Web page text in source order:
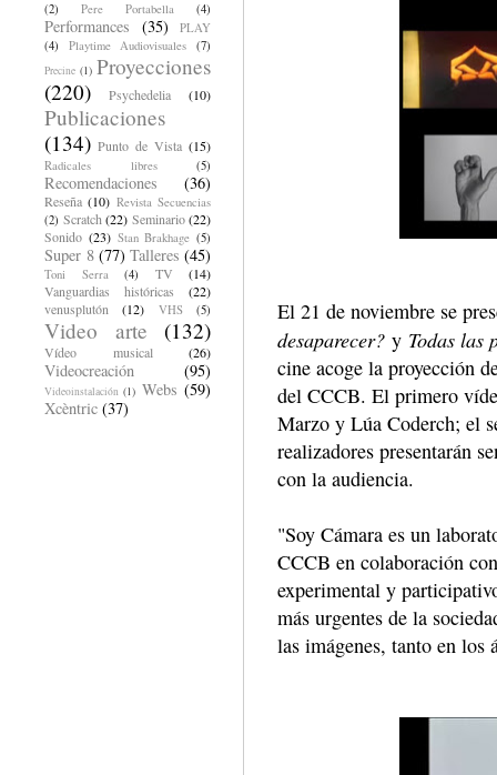
El 21 de noviembre se
desaparecer? y Todas las
cine acoge la proyección
del CCCB. El primero
Marzo y Lúa Coderch; el
realizadores presentarán
con la audiencia.
"Soy Cámara es un
CCCB en colaboración
experimental y
más urgentes de la
las imágenes, tanto en
(2)
Pere Portabella (4)
Performances (35)
PLAY
(4)
Playtime Audiovisuales (7)
Precine (1) Proyecciones
(220)
Psychedelia (10)
Publicaciones
(134) Punto de Vista (15)
Radicales libres (5)
Recomendaciones (36)
Reseña (10) Revista Secuencias
(2) Scratch (22) Seminario (22)
Sonido (23) Stan Brakhage (5)
Super 8 (77) Talleres (45)
Toni Serra (4) TV
(14)
Vanguardias históricas
(22)
venusplutón
(12) VHS (5)
Video arte (132)
Vídeo musical (26)
Videocreación (95)
Videoinstalación (1) Webs (59)
Xcèntric (37)